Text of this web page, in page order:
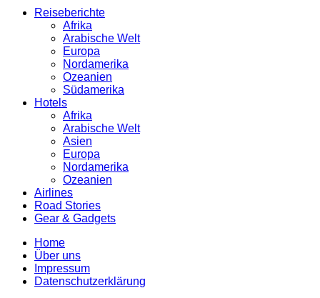
Reiseberichte
Afrika
Arabische Welt
Europa
Nordamerika
Ozeanien
Südamerika
Hotels
Afrika
Arabische Welt
Asien
Europa
Nordamerika
Ozeanien
Airlines
Road Stories
Gear & Gadgets
Home
Über uns
Impressum
Datenschutzerklärung